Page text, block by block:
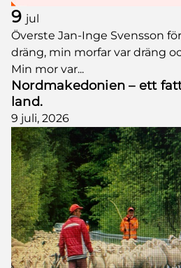
9 jul
Överste Jan-Inge Svensson
dräng, min morfar var dräng
Min mor var...
Nordmakedonien – ett
land.
9 juli, 2026